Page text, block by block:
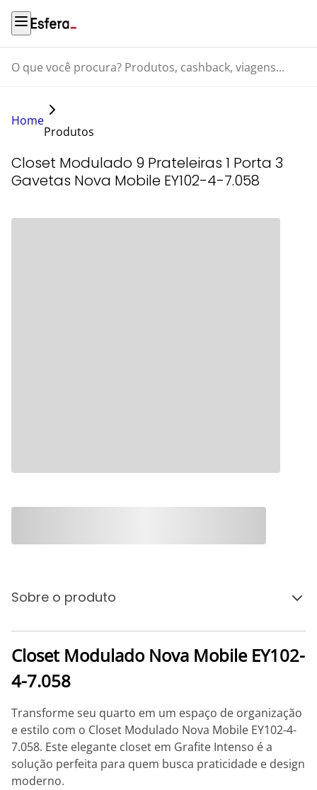
O que você procura? Produtos, cashback, viagens...
Home
Produtos
Closet Modulado 9 Prateleiras 1 Porta 3
Gavetas Nova Mobile EY102-4-7.058
Sobre o produto
Closet Modulado Nova Mobile EY102-
4-7.058
Transforme seu quarto em um espaço de organização
e estilo com o Closet Modulado Nova Mobile EY102-4-
7.058. Este elegante closet em Grafite Intenso é a
solução perfeita para quem busca praticidade e design
moderno.